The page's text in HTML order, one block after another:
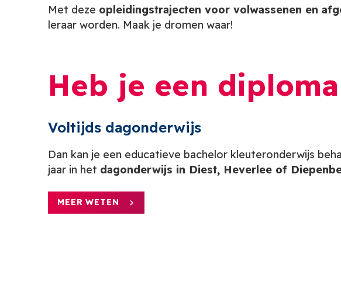
Met deze opleidingstrajecten voor volwassenen en
leraar worden. Maak je dromen waar!
Heb je een
Voltijds dagonderwijs
Dan kan je een educatieve bachelor kleuteronderwijs
jaar in het dagonderwijs in Diest, Heverlee of
MEER WETEN